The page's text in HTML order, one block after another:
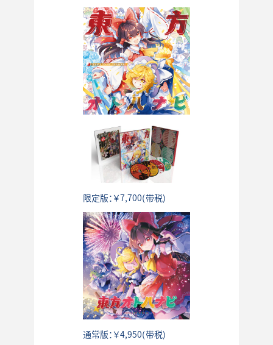
限定版：￥7,700(带税)
通常版：￥4,950(带税)